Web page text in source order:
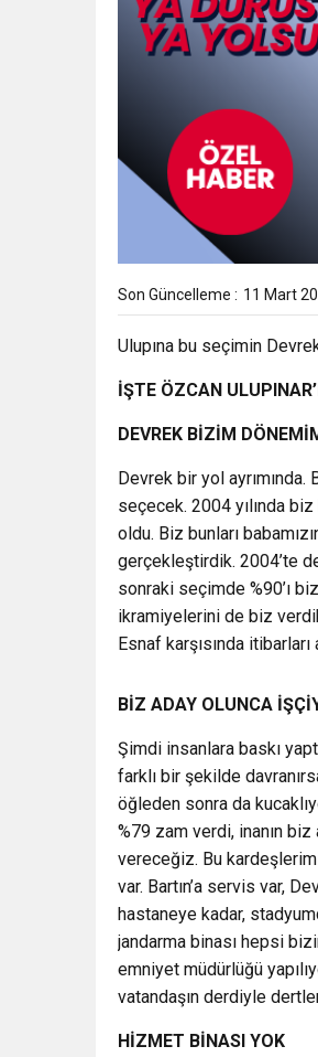
Son Güncelleme : 11 Mart
Ulupına bu seçimin
İŞTE ÖZCAN
DEVREK BİZİM
Devrek bir yol
seçecek. 2004 yılında
oldu. Biz bunları
gerçekleştirdik. 2004’te
sonraki seçimde %90’ı
ikramiyelerini de biz
Esnaf karşısında itibarları
BİZ ADAY OLUNCA
Şimdi insanlara baskı
farklı bir şekilde
öğleden sonra da
%79 zam verdi, inanın
vereceğiz. Bu
var. Bartın’a servis var,
hastaneye kadar,
jandarma binası hepsi
emniyet müdürlüğü
vatandaşın derdiyle
HİZMET BİNASI YOK